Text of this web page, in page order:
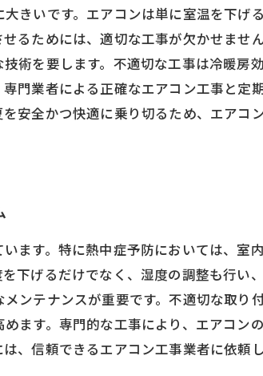
きいです。エアコンは単に室温を下げ
るためには、適切な工事が欠かせませ
術を要します。不適切な工事は冷暖房
門業者による正確なエアコン工事と定
安全かつ快適に乗り切るため、エアコ
ます。特に熱中症予防においては、室
下げるだけでなく、湿度の調整も行い
ンテナンスが重要です。不適切な取り
ます。専門的な工事により、エアコン
、信頼できるエアコン工事業者に依頼